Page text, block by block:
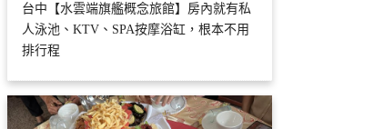
台中【水雲端旗艦概念旅館】房內就有私
人泳池、KTV、SPA按摩浴缸，根本不用
排行程